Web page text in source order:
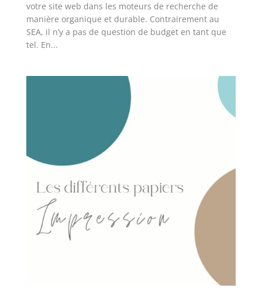
votre site web dans les moteurs de recherche de
manière organique et durable. Contrairement au
SEA, il n’y a pas de question de budget en tant que
tel. En...